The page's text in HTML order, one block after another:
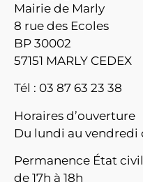
Mairie de Marly
8 rue des Ecoles
BP 30002
57151 MARLY CEDEX
Tél : 03 87 63 23 38
Horaires d’ouverture
Du lundi au vendredi
Permanence État civil
de 17h à 18h